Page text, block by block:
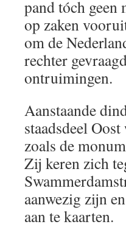
pand tóch
op zaken
om de
rechter
ontruimingen.
Aanstaande
staadsdeel
zoals de
Zij keren zich
aanwezig zijn
aan te kaarten.